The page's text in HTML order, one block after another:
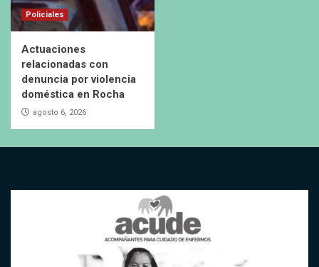
Policiales
Actuaciones
relacionadas con
denuncia por violencia
doméstica en Rocha
agosto 6, 2026